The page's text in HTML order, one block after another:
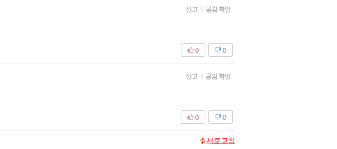
신고 | 공감 확인
0
0
신고 | 공감 확인
0
0
새로고침